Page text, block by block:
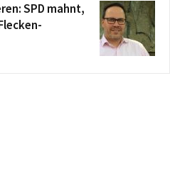
SPD mahnt,